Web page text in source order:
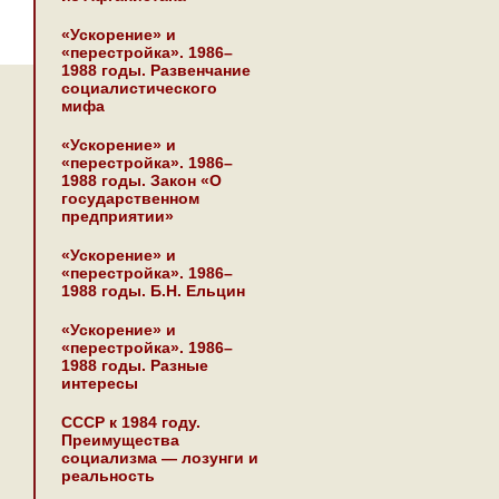
«Ускорение» и
«перестройка». 1986–
1988 годы. Развенчание
социалистического
мифа
«Ускорение» и
«перестройка». 1986–
1988 годы. Закон «О
государственном
предприятии»
«Ускорение» и
«перестройка». 1986–
1988 годы. Б.Н. Ельцин
«Ускорение» и
«перестройка». 1986–
1988 годы. Разные
интересы
СССР к 1984 году.
Преимущества
социализма — лозунги и
реальность